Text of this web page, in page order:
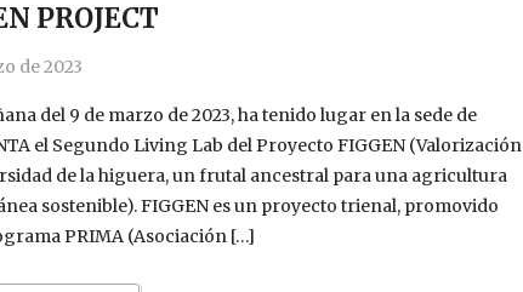
PROJECT
de 2023
del 9 de marzo de 2023, ha tenido lugar en la sede de
el Segundo Living Lab del Proyecto FIGGEN (Valorización
de la higuera, un frutal ancestral para una agricultura
sostenible). FIGGEN es un proyecto trienal, promovido
PRIMA (Asociación […]